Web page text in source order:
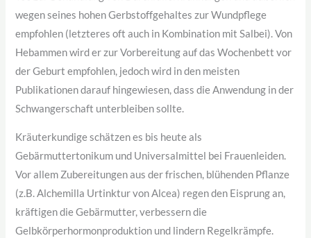
wegen seines hohen Gerbstoffgehaltes zur Wundpflege
empfohlen (letzteres oft auch in Kombination mit Salbei). Von
Hebammen wird er zur Vorbereitung auf das Wochenbett vor
der Geburt empfohlen, jedoch wird in den meisten
Publikationen darauf hingewiesen, dass die Anwendung in der
Schwangerschaft unterbleiben sollte.
Kräuterkundige schätzen es bis heute als
Gebärmuttertonikum und Universalmittel bei Frauenleiden.
Vor allem Zubereitungen aus der frischen, blühenden Pflanze
(z.B. Alchemilla Urtinktur von Alcea) regen den Eisprung an,
kräftigen die Gebärmutter, verbessern die
Gelbkörperhormonproduktion und lindern Regelkrämpfe.